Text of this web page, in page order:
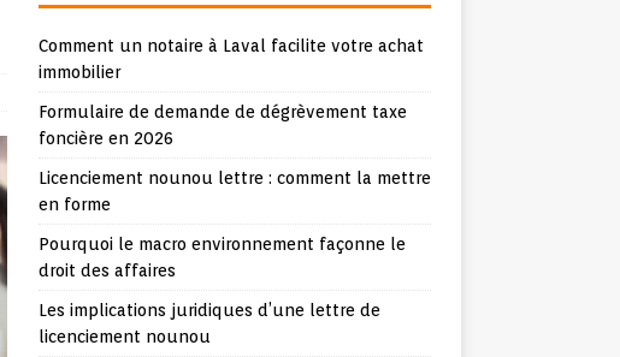
Comment un notaire à Laval facilite votre achat
immobilier
Formulaire de demande de dégrèvement taxe
foncière en 2026
Licenciement nounou lettre : comment la mettre
en forme
Pourquoi le macro environnement façonne le
droit des affaires
Les implications juridiques d’une lettre de
licenciement nounou